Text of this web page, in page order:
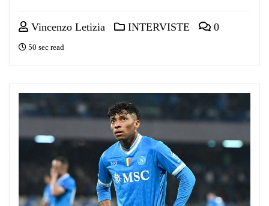
Vincenzo Letizia INTERVISTE 0
50 sec read